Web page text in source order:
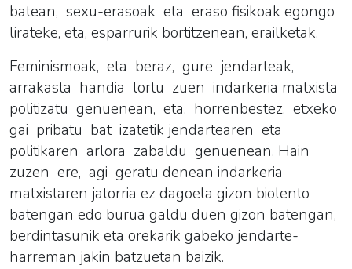
batean, sexu-erasoak eta eraso fisikoak egongo
lirateke, eta, esparrurik bortitzenean, erailketak.
Feminismoak, eta beraz, gure jendarteak,
arrakasta handia lortu zuen indarkeria matxista
politizatu genuenean, eta, horrenbestez, etxeko
gai pribatu bat izatetik jendartearen eta
politikaren arlora zabaldu genuenean. Hain
zuzen ere, agi geratu denean indarkeria
matxistaren jatorria ez dagoela gizon biolento
batengan edo burua galdu duen gizon batengan,
berdintasunik eta orekarik gabeko jendarte-
harreman jakin batzuetan baizik.